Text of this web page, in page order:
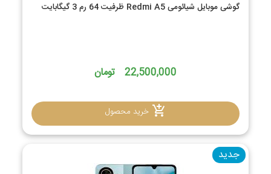
گوشی موبایل شیائومی Redmi A5 ظرفیت 64 رم 3 گیگابایت
22,500,000 تومان
خرید محصول
جدید